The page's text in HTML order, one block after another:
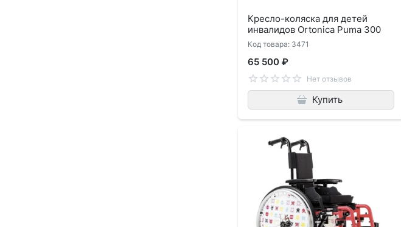
Кресло-коляска для детей
инвалидов Ortonica Puma 300
Код товара: 3471
65 500 ₽
Нет отзывов
Купить